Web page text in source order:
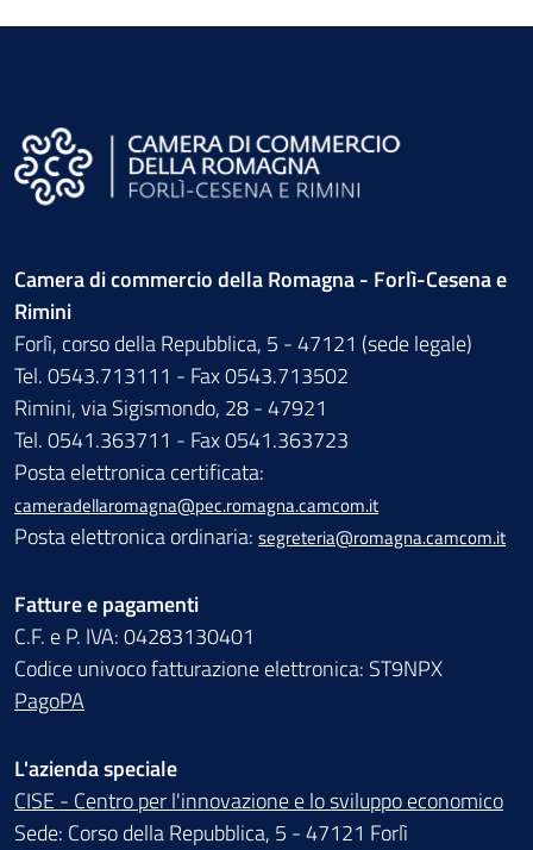
Camera di commercio della Romagna - Forlì-Cesena e
Rimini
Forlì, corso della Repubblica, 5 - 47121 (sede legale)
Tel. 0543.713111 - Fax 0543.713502
Rimini, via Sigismondo, 28 - 47921
Tel. 0541.363711 - Fax 0541.363723
Posta elettronica certificata:
cameradellaromagna@pec.romagna.camcom.it
Posta elettronica ordinaria: segreteria@romagna.camcom.it
Fatture e pagamenti
C.F. e P. IVA: 04283130401
Codice univoco fatturazione elettronica: ST9NPX
PagoPA
L'azienda speciale
CISE - Centro per l'innovazione e lo sviluppo economico
Sede: Corso della Repubblica, 5 - 47121 Forlì